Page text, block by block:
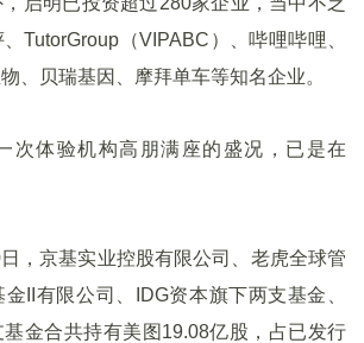
TutorGroup（VIPABC）、哔哩哔哩、
、贝瑞基因、摩拜单车等知名企业。
次体验机构高朋满座的盛况，已是在
，京基实业控股有限公司、老虎全球管
II有限公司、IDG资本旗下两支基金、
基金合共持有美图19.08亿股，占已发行